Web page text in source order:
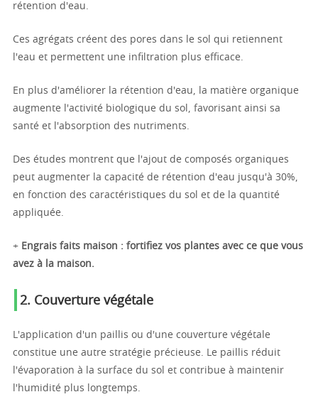
rétention d'eau.
Ces agrégats créent des pores dans le sol qui retiennent
l'eau et permettent une infiltration plus efficace.
En plus d'améliorer la rétention d'eau, la matière organique
augmente l'activité biologique du sol, favorisant ainsi sa
santé et l'absorption des nutriments.
Des études montrent que l'ajout de composés organiques
peut augmenter la capacité de rétention d'eau jusqu'à 30%,
en fonction des caractéristiques du sol et de la quantité
appliquée.
+ Engrais faits maison : fortifiez vos plantes avec ce que vous
avez à la maison.
2. Couverture végétale
L'application d'un paillis ou d'une couverture végétale
constitue une autre stratégie précieuse. Le paillis réduit
l'évaporation à la surface du sol et contribue à maintenir
l'humidité plus longtemps.